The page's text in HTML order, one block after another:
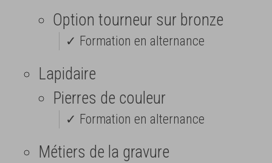
Option tourneur sur bronze
✓ Formation en alternance
Lapidaire
Pierres de couleur
✓ Formation en alternance
Métiers de la gravure